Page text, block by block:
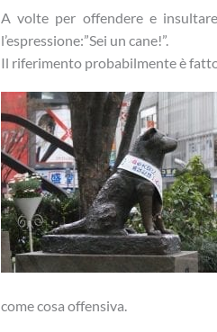
A volte per offendere e
l’espressione:”Sei un cane!”.
Il riferimento probabilmente è
come cosa offensiva.